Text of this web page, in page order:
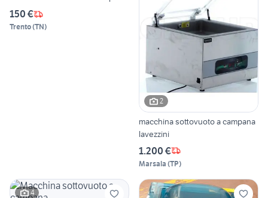
150 €
Trento(TN)
2
macchina sottovuoto a campana
lavezzini
1.200 €
Marsala (TP)
4